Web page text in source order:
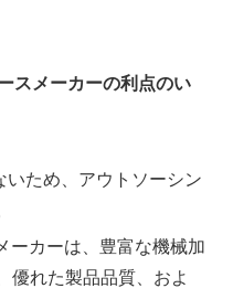
スメーカーの利点のい
いため、アウトソーシン
ーカーは、豊富な機械加
優れた製品品質、およ